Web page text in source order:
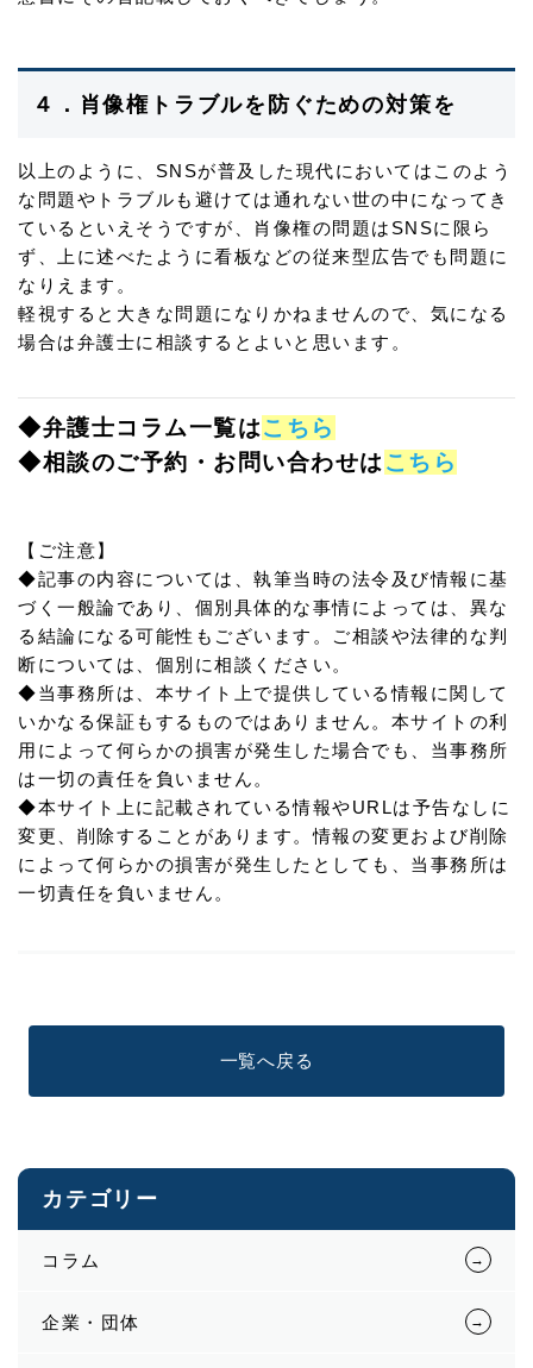
４．肖像権トラブルを防ぐための対策を
以上のように、SNSが普及した現代においてはこのよう
な問題やトラブルも避けては通れない世の中になってき
ているといえそうですが、肖像権の問題はSNSに限ら
ず、上に述べたように看板などの従来型広告でも問題に
なりえます。
軽視すると大きな問題になりかねませんので、気になる
場合は弁護士に相談するとよいと思います。
◆弁護士コラム一覧はこちら
◆相談のご予約・お問い合わせは こちら
【ご注意】
◆記事の内容については、執筆当時の法令及び情報に基
づく一般論であり、個別具体的な事情によっては、異な
る結論になる可能性もございます。ご相談や法律的な判
断については、個別に相談ください。
◆当事務所は、本サイト上で提供している情報に関して
いかなる保証もするものではありません。本サイトの利
用によって何らかの損害が発生した場合でも、当事務所
は一切の責任を負いません。
◆本サイト上に記載されている情報やURLは予告なしに
変更、削除することがあります。情報の変更および削除
によって何らかの損害が発生したとしても、当事務所は
一切責任を負いません。
一覧へ戻る
カテゴリー
コラム
企業・団体